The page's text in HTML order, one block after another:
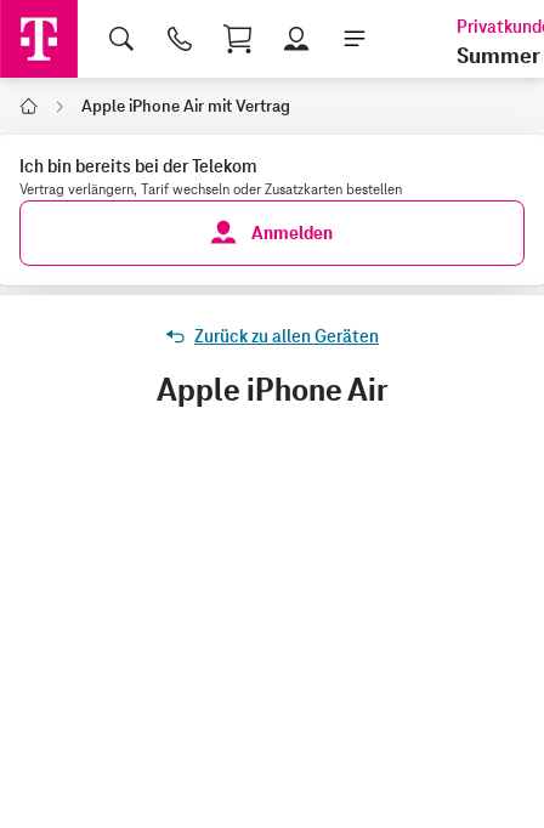
Shopping Cart
Summer
Home Apple iPhone Air mit Vertrag
Ich bin bereits bei der Telekom
Vertrag verlängern, Tarif wechseln oder Zusatzkarten bestellen
Anmelden
Zurück zu allen Geräten
Apple iPhone Air